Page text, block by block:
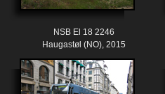
NSB El 18 2246
Haugastøl (NO), 2015